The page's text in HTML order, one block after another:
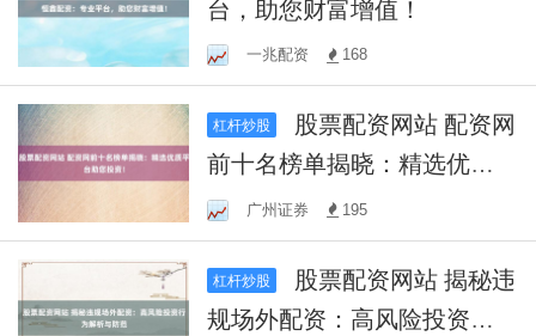
台，助您财富增值！
一兆配资 168
杠杆炒股
前十名榜单揭晓：精选优质
平台助您投资！
广州证券 195
杠杆炒股
规场外配资：高风险投资行